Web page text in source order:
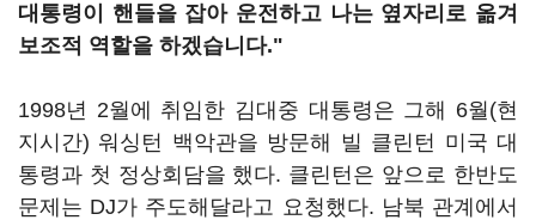
대통령이 핸들을 잡아 운전하고 나는 옆자리로 옮겨
보조적 역할을 하겠습니다."
1998년 2월에 취임한 김대중 대통령은 그해 6월(현
지시간) 워싱턴 백악관을 방문해 빌 클린턴 미국 대
통령과 첫 정상회담을 했다. 클린턴은 앞으로 한반도
문제는 DJ가 주도해달라고 요청했다. 남북 관계에서